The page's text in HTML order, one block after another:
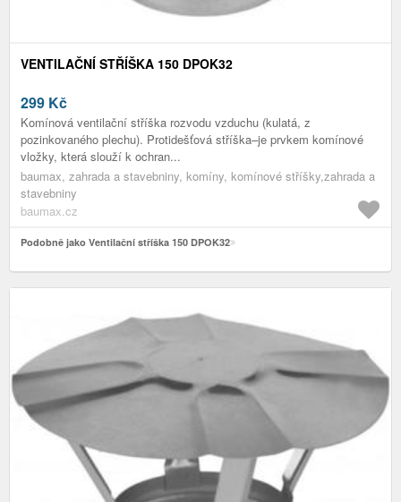
VENTILAČNÍ STŘÍŠKA 150 DPOK32
299 Kč
Komínová ventilační stříška rozvodu vzduchu (kulatá, z
pozinkovaného plechu). Protidešťová stříška–je prvkem komínové
vložky, která slouží k ochran...
baumax, zahrada a stavebniny, komíny, komínové stříšky,zahrada a
stavebniny
baumax.cz
Podobně jako Ventilační stříška 150 DPOK32